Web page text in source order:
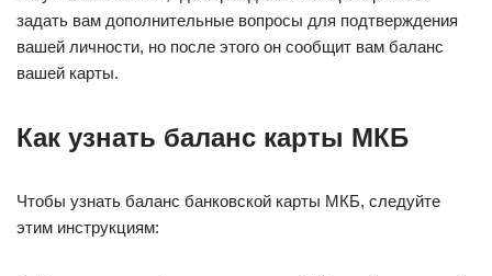
задать вам дополнительные вопросы для подтверждения
вашей личности, но после этого он сообщит вам баланс
вашей карты.
Как узнать баланс карты МКБ
Чтобы узнать баланс банковской карты МКБ, следуйте
этим инструкциям: